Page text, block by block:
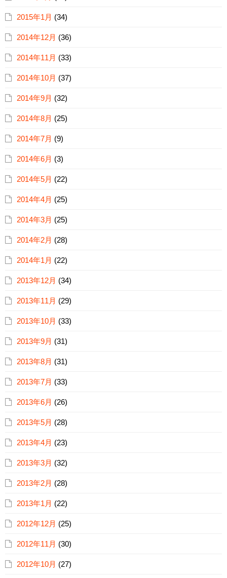
2015年1月 (34)
2014年12月 (36)
2014年11月 (33)
2014年10月 (37)
2014年9月 (32)
2014年8月 (25)
2014年7月 (9)
2014年6月 (3)
2014年5月 (22)
2014年4月 (25)
2014年3月 (25)
2014年2月 (28)
2014年1月 (22)
2013年12月 (34)
2013年11月 (29)
2013年10月 (33)
2013年9月 (31)
2013年8月 (31)
2013年7月 (33)
2013年6月 (26)
2013年5月 (28)
2013年4月 (23)
2013年3月 (32)
2013年2月 (28)
2013年1月 (22)
2012年12月 (25)
2012年11月 (30)
2012年10月 (27)